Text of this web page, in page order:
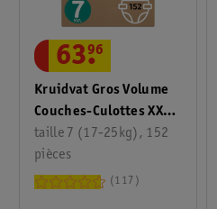
Kruidvat Gros Volume
Couches-Culottes XXL
Taille 7
taille 7 (17-25kg), 152
pièces
63.
96
117